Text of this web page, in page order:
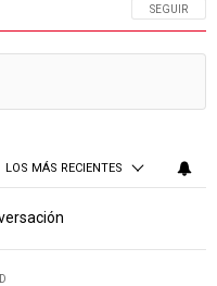
SIGA ESTA
SEGUIR
LOS MÁS RECIENTES